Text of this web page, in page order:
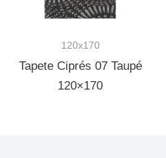
120x170
Tapete Ciprés 07 Taupé
120×170